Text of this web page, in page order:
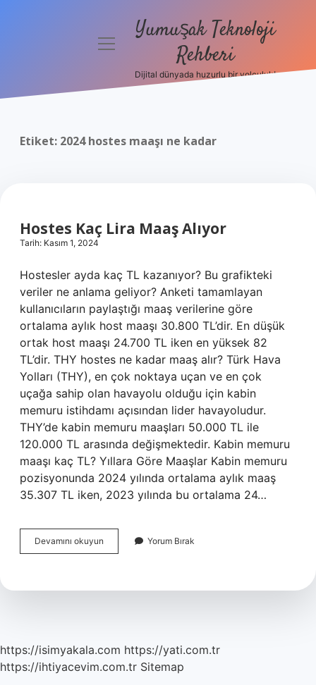
Politikası
menüyüYumuşak Teknoloji
Rehberi
Dijital dünyada huzurlu bir yolculuk!
Etiket: 2024 hostes maaşı ne kadar
Hostes Kaç Lira Maaş Alıyor
Tarih: Kasım 1, 2024
Hostesler ayda kaç TL kazanıyor? Bu grafikteki
veriler ne anlama geliyor? Anketi tamamlayan
kullanıcıların paylaştığı maaş verilerine göre
ortalama aylık host maaşı 30.800 TL’dir. En düşük
ortak host maaşı 24.700 TL iken en yüksek 82
TL’dir. THY hostes ne kadar maaş alır? Türk Hava
Yolları (THY), en çok noktaya uçan ve en çok
uçağa sahip olan havayolu olduğu için kabin
memuru istihdamı açısından lider havayoludur.
THY’de kabin memuru maaşları 50.000 TL ile
120.000 TL arasında değişmektedir. Kabin memuru
maaşı kaç TL? Yıllara Göre Maaşlar Kabin memuru
pozisyonunda 2024 yılında ortalama aylık maaş
35.307 TL iken, 2023 yılında bu ortalama 24…
Devamını okuyun
Kaç
Alıyor
Yorum Bırak
https://isimyakala.com https://yati.com.tr
https://ihtiyacevim.com.tr Sitemap